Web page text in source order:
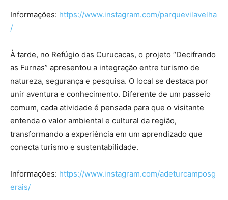
Informações: https://www.instagram.com/parquevilavelha
/
À tarde, no Refúgio das Curucacas, o projeto “Decifrando
as Furnas” apresentou a integração entre turismo de
natureza, segurança e pesquisa. O local se destaca por
unir aventura e conhecimento. Diferente de um passeio
comum, cada atividade é pensada para que o visitante
entenda o valor ambiental e cultural da região,
transformando a experiência em um aprendizado que
conecta turismo e sustentabilidade.
Informações: https://www.instagram.com/adeturcamposg
erais/